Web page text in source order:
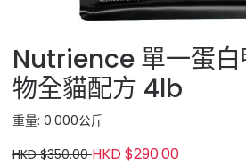
Nutrience 單一蛋
物全貓配方 4lb
重量: 0.000公斤
HKD $350.00HKD $290.00